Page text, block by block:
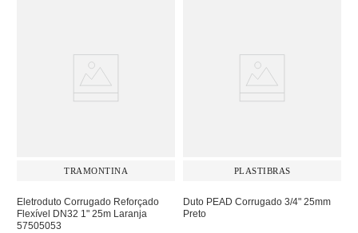
TRAMONTINA
Eletroduto Corrugado Reforçado
Flexível DN32 1" 25m Laranja
57505053
PLASTIBRAS
Duto PEAD Corrugado 3/4" 25mm
Preto